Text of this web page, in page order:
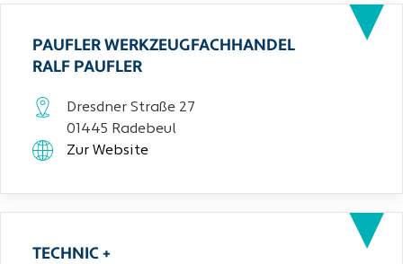
PAUFLER WERKZEUGFACHHANDEL
RALF PAUFLER
Dresdner Straße 27
01445 Radebeul
Zur Website
TECHNIC +